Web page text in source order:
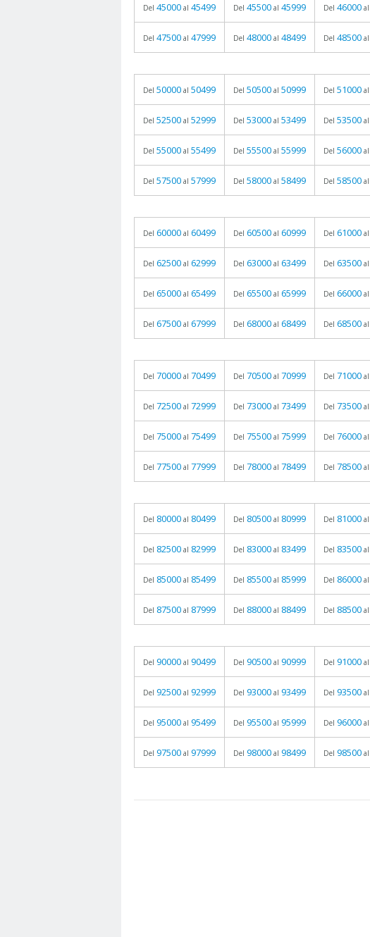
Del 45000 al 45499 Del 45500 al 45999 Del 46000 al
Del 47500 al 47999 Del 48000 al 48499 Del 48500 al
Del 50000 al 50499 Del 50500 al 50999 Del 51000 al
Del 52500 al 52999 Del 53000 al 53499 Del 53500 al
Del 55000 al 55499 Del 55500 al 55999 Del 56000 al
Del 57500 al 57999 Del 58000 al 58499 Del 58500 al
Del 60000 al 60499 Del 60500 al 60999 Del 61000 al
Del 62500 al 62999 Del 63000 al 63499 Del 63500 al
Del 65000 al 65499 Del 65500 al 65999 Del 66000 al
Del 67500 al 67999 Del 68000 al 68499 Del 68500 al
Del 70000 al 70499 Del 70500 al 70999 Del 71000 al
Del 72500 al 72999 Del 73000 al 73499 Del 73500 al
Del 75000 al 75499 Del 75500 al 75999 Del 76000 al
Del 77500 al 77999 Del 78000 al 78499 Del 78500 al
Del 80000 al 80499 Del 80500 al 80999 Del 81000 al
Del 82500 al 82999 Del 83000 al 83499 Del 83500 al
Del 85000 al 85499 Del 85500 al 85999 Del 86000 al
Del 87500 al 87999 Del 88000 al 88499 Del 88500 al
Del 90000 al 90499 Del 90500 al 90999 Del 91000 al
Del 92500 al 92999 Del 93000 al 93499 Del 93500 al
Del 95000 al 95499 Del 95500 al 95999 Del 96000 al
Del 97500 al 97999 Del 98000 al 98499 Del 98500 al